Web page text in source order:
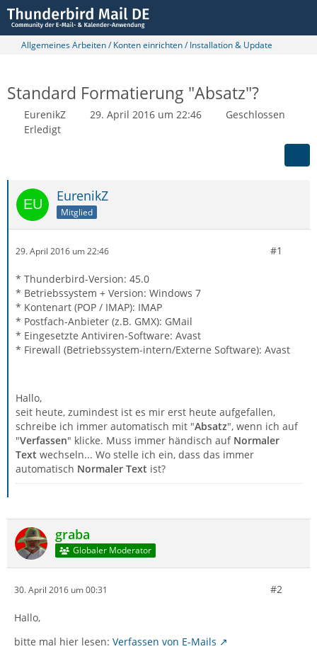
Allgemeines Arbeiten / Konten einrichten / Installation & Update
Standard Formatierung "Absatz"?
EurenikZ 29. April 2016 um 22:46
Geschlossen
Erledigt
EurenikZ
Mitglied
29. April 2016 um 22:46 #1
* Thunderbird-Version: 45.0
* Betriebssystem + Version: Windows 7
* Kontenart (POP / IMAP): IMAP
* Postfach-Anbieter (z.B. GMX): GMail
* Eingesetzte Antiviren-Software: Avast
* Firewall (Betriebssystem-intern/Externe Software): Avast
Hallo,
seit heute, zumindest ist es mir erst heute aufgefallen,
schreibe ich immer automatisch mit "Absatz", wenn ich auf
"Verfassen" klicke. Muss immer händisch auf Normaler
Text wechseln... Wo stelle ich ein, dass das immer
automatisch Normaler Text ist?
graba
Globaler Moderator
30. April 2016 um 00:31 #2
Hallo,
bitte mal hier lesen: Verfassen von E-Mails